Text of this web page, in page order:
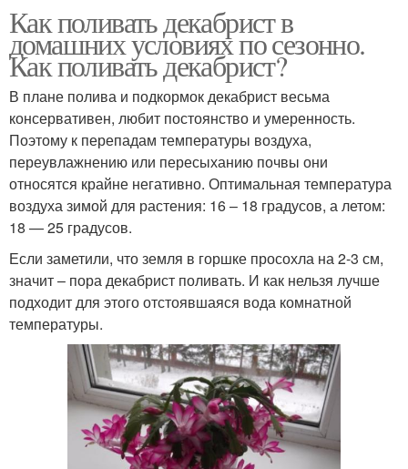
Как поливать декабрист в
домашних условиях по сезонно.
Как поливать декабрист?
В плане полива и подкормок декабрист весьма
консервативен, любит постоянство и умеренность.
Поэтому к перепадам температуры воздуха,
переувлажнению или пересыханию почвы они
относятся крайне негативно. Оптимальная температура
воздуха зимой для растения: 16 – 18 градусов, а летом:
18 — 25 градусов.
Если заметили, что земля в горшке просохла на 2-3 см,
значит – пора декабрист поливать. И как нельзя лучше
подходит для этого отстоявшаяся вода комнатной
температуры.